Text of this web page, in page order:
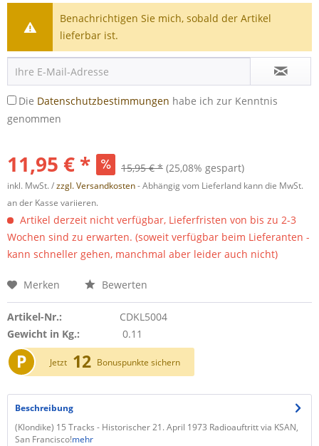
Benachrichtigen Sie mich, sobald der Artikel
lieferbar ist.
Die Datenschutzbestimmungen habe ich zur Kenntnis
genommen
11,95 € * 15,95 € * (25,08% gespart)
inkl. MwSt. /zzgl. Versandkosten- Abhängig vom Lieferland kann die MwSt.
an der Kasse variieren.
Artikel derzeit nicht verfügbar, Lieferfristen von bis zu 2-3
Wochen sind zu erwarten. (soweit verfügbar beim Lieferanten -
kann schneller gehen, manchmal aber leider auch nicht)
Merken Bewerten
Artikel-Nr.:
CDKL5004
Gewicht in Kg.:
0.11
P Jetzt 12 Bonuspunkte sichern
Beschreibung
(Klondike) 15 Tracks - Historischer 21. April 1973 Radioauftritt via KSAN,
San Francisco!mehr